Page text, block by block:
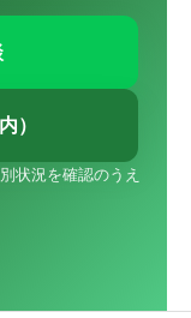
）
状況を確認のうえ